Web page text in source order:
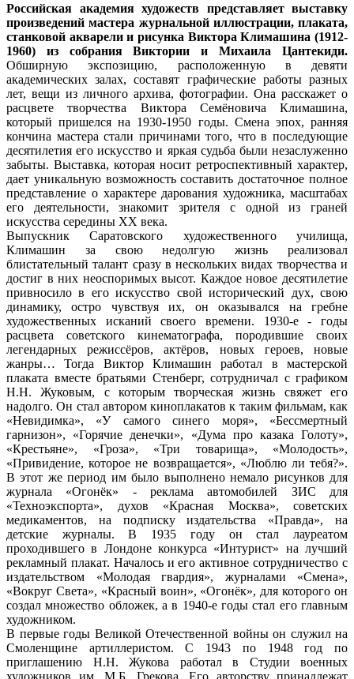
Российская академия художеств представляет выставку
произведений мастера журнальной иллюстрации, плаката,
станковой акварели и рисунка Виктора Климашина (1912-
1960) из собрания Виктории и Михаила Цантекиди.
Обширную экспозицию, расположенную в девяти
академических залах, составят графические работы разных
лет, вещи из личного архива, фотографии. Она расскажет о
расцвете творчества Виктора Семёновича Климашина,
который пришелся на 1930-1950 годы. Смена эпох, ранняя
кончина мастера стали причинами того, что в последующие
десятилетия его искусство и яркая судьба были незаслуженно
забыты. Выставка, которая носит ретроспективный характер,
дает уникальную возможность составить достаточное полное
представление о характере дарования художника, масштабах
его деятельности, знакомит зрителя с одной из граней
искусства середины XX века.
Выпускник Саратовского художественного училища,
Климашин за свою недолгую жизнь реализовал
блистательный талант сразу в нескольких видах творчества и
достиг в них неоспоримых высот. Каждое новое десятилетие
привносило в его искусство свой исторический дух, свою
динамику, остро чувствуя их, он оказывался на гребне
художественных исканий своего времени. 1930-е - годы
расцвета советского кинематографа, породившие своих
легендарных режиссёров, актёров, новых героев, новые
жанры… Тогда Виктор Климашин работал в мастерской
плаката вместе братьями Стенберг, сотрудничал с графиком
Н.Н. Жуковым, с которым творческая жизнь свяжет его
надолго. Он стал автором киноплакатов к таким фильмам, как
«Невидимка», «У самого синего моря», «Бессмертный
гарнизон», «Горячие денечки», «Дума про казака Голоту»,
«Крестьяне», «Гроза», «Три товарища», «Молодость»,
«Привидение, которое не возвращается», «Люблю ли тебя?».
В этот же период им было выполнено немало рисунков для
журнала «Огонёк» - реклама автомобилей ЗИС для
«Техноэкспорта», духов «Красная Москва», советских
медикаментов, на подписку издательства «Правда», на
детские журналы. В 1935 году он стал лауреатом
проходившего в Лондоне конкурса «Интурист» на лучший
рекламный плакат. Началось и его активное сотрудничество с
издательством «Молодая гвардия», журналами «Смена»,
«Вокруг Света», «Красный воин», «Огонёк», для которого он
создал множество обложек, а в 1940-е годы стал его главным
художником.
В первые годы Великой Отечественной войны он служил на
Смоленщине артиллеристом. С 1943 по 1948 год по
приглашению Н.Н. Жукова работал в Студии военных
художников им. М.Б. Грекова. Его авторству принадлежат